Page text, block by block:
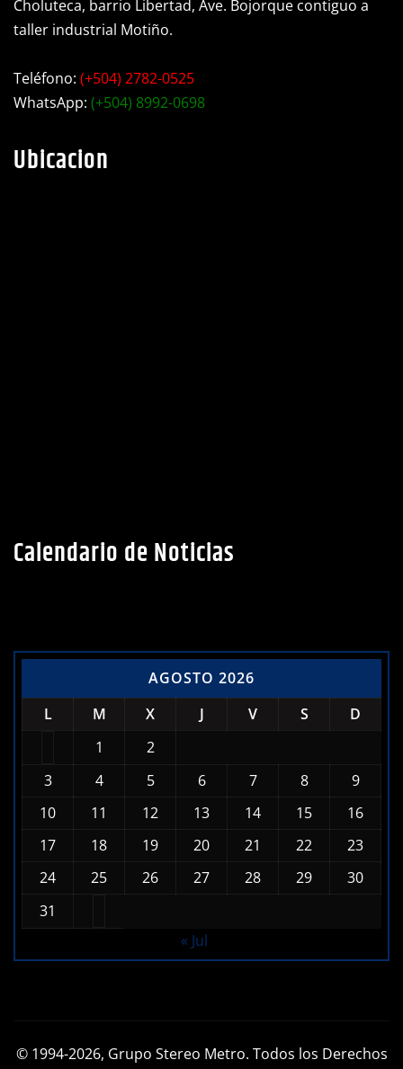
Choluteca, barrio Libertad, Ave. Bojorque contiguo a
taller industrial Motiño.
Teléfono: (+504) 2782-0525
WhatsApp: (+504) 8992-0698
Ubicacion
Calendario de Noticias
AGOSTO 2026
L
M X J V S
D
1
2
3
4 5 6 7 8
9
10
11 12 13 14 15
16
17
18 19 20 21 22
23
24
25 26 27 28 29
30
31
« Jul
© 1994-2026, Grupo Stereo Metro. Todos los Derechos